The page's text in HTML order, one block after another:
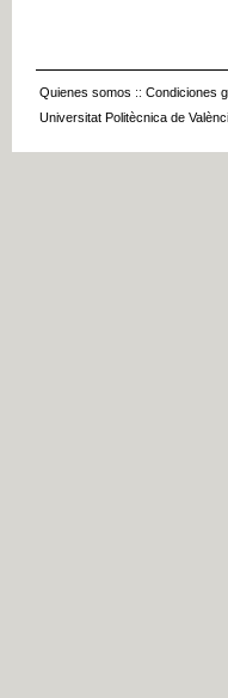
Quienes somos :: Condiciones
Universitat Politècnica de